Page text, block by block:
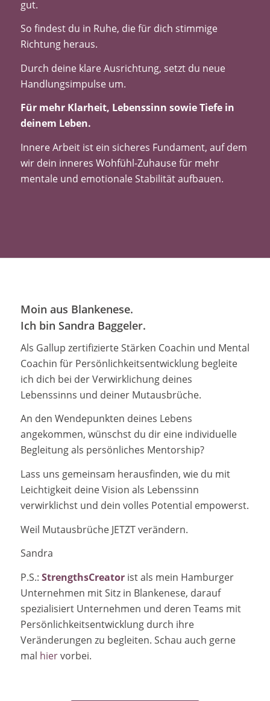
gut.
So findest du in Ruhe, die für dich stimmige
Richtung heraus.
Durch deine klare Ausrichtung, setzt du neue
Handlungsimpulse um.
Für mehr Klarheit, Lebenssinn sowie Tiefe in
deinem Leben.
Innere Arbeit ist ein sicheres Fundament, auf dem
wir dein inneres Wohfühl-Zuhause für mehr
mentale und emotionale Stabilität aufbauen.
Moin aus Blankenese.
Ich bin Sandra Baggeler.
Als Gallup zertifizierte Stärken Coachin und Mental
Coachin für Persönlichkeitsentwicklung begleite
ich dich bei der Verwirklichung deines
Lebenssinns und deiner Mutausbrüche.
An den Wendepunkten deines Lebens
angekommen, wünschst du dir eine individuelle
Begleitung als persönliches Mentorship?
Lass uns gemeinsam herausfinden, wie du mit
Leichtigkeit deine Vision als Lebenssinn
verwirklichst und dein volles Potential empowerst.
Weil Mutausbrüche JETZT verändern.
Sandra
P.S.: StrengthsCreatorist als mein Hamburger
Unternehmen mit Sitz in Blankenese, darauf
spezialisiert Unternehmen und deren Teams mit
Persönlichkeitsentwicklung durch ihre
Veränderungen zu begleiten. Schau auch gerne
mal hiervorbei.